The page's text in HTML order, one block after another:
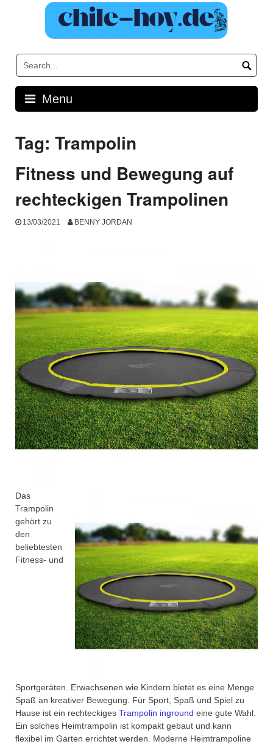
Menu
Tag: Trampolin
Fitness und Bewegung auf
rechteckigen Trampolinen
13/03/2021 BENNY JORDAN
Das
Trampolin
gehört zu
den
beliebtesten
Fitness- und
Sportgeräten. Erwachsenen wie Kindern bietet es eine Menge
Spaß an kreativer Bewegung. Für Sport, Spaß und Spiel zu
Hause ist ein rechteckiges Trampolin inground eine gute Wahl.
Ein solches Heimtrampolin ist kompakt gebaut und kann
flexibel im Garten errichtet werden. Moderne Heimtrampoline